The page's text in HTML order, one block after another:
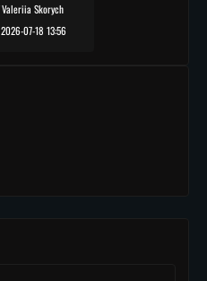
Valeriia Skorych
2026-07-18 13:56